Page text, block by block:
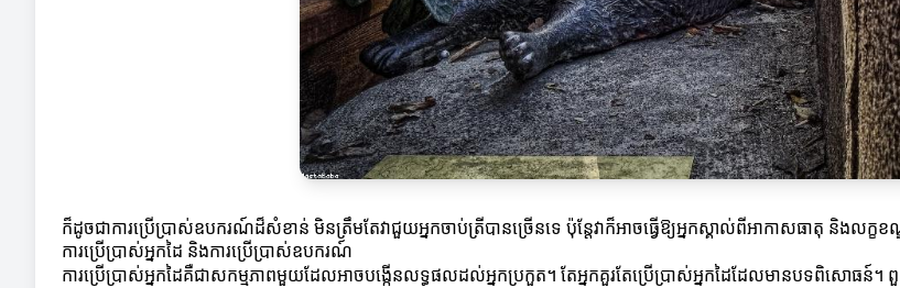
ក៏ដូចជាការប្រើប្រាស់ឧបករណ៍ដ៏សំខាន់ មិនត្រឹមតែវាជួយអ្នកចាប់ត្រីបានច្រើនទេ ប៉ុន្តែវាក៏អាចធ្វើឱ្យអ្នកស្គាល់ពីអាកាសធាតុ និងល
ការប្រើប្រាស់អ្នកដៃ និងការប្រើប្រាស់ឧបករណ៍
ការប្រើប្រាស់អ្នកដៃគឺជាសកម្មភាពមួយដែលអាចបង្កើនលទ្ធផលដល់អ្នកប្រកួត។ តែអ្នកគួរតែប្រើប្រាស់អ្នកដៃដែលមានបទពិសោ